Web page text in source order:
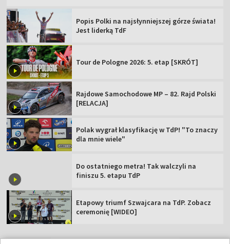
Popis Polki na najsłynniejszej górze świata!
Jest liderką TdF
Tour de Pologne 2026: 5. etap [SKRÓT]
Rajdowe Samochodowe MP – 82. Rajd Polski
[RELACJA]
Polak wygrał klasyfikację w TdP! "To znaczy
dla mnie wiele"
Do ostatniego metra! Tak walczyli na
finiszu 5. etapu TdP
Etapowy triumf Szwajcara na TdP. Zobacz
ceremonię [WIDEO]